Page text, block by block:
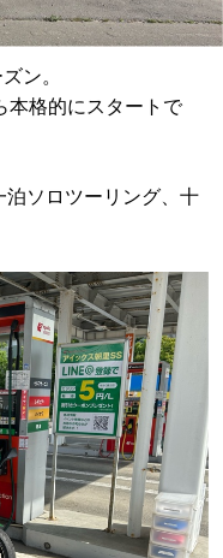
ン。
本格的にスタートで
ソロツーリング、十